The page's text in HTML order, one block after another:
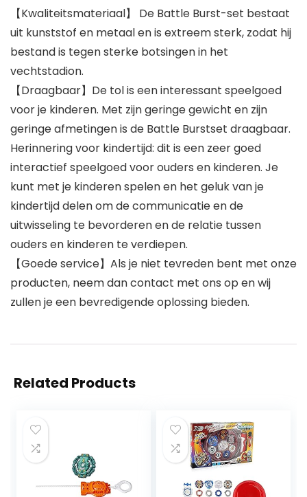
【Kwaliteitsmateriaal】 De Battle Burst-set bestaat
uit kunststof en metaal en is extreem sterk, zodat hij
bestand is tegen sterke botsingen in het
vechtstadion.
【Draagbaar】De tol is een interessant speelgoed
voor je kinderen. Met zijn geringe gewicht en zijn
geringe afmetingen is de Battle Burstset draagbaar.
Herinnering voor kindertijd: dit is een zeer goed
interactief speelgoed voor ouders en kinderen. Je
kunt met je kinderen spelen en het geluk van je
kindertijd delen om de communicatie en de
uitwisseling te bevorderen en de relatie tussen
ouders en kinderen te verdiepen.
【Goede service】Als je niet tevreden bent met onze
producten, neem dan contact met ons op en wij
zullen je een bevredigende oplossing bieden.
Related Products